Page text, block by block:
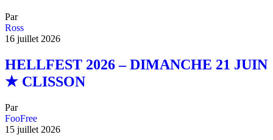
Par
Ross
16 juillet 2026
HELLFEST 2026 – DIMANCHE 21 JUIN
★ CLISSON
Par
FooFree
15 juillet 2026